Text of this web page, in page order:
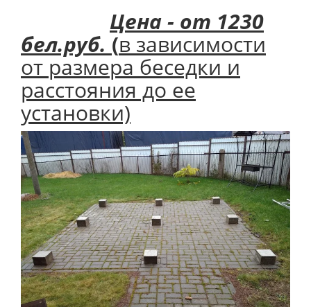
Цена - от 1230
бел.руб. (в зависимости
от размера беседки и
расстояния до ее
установки)